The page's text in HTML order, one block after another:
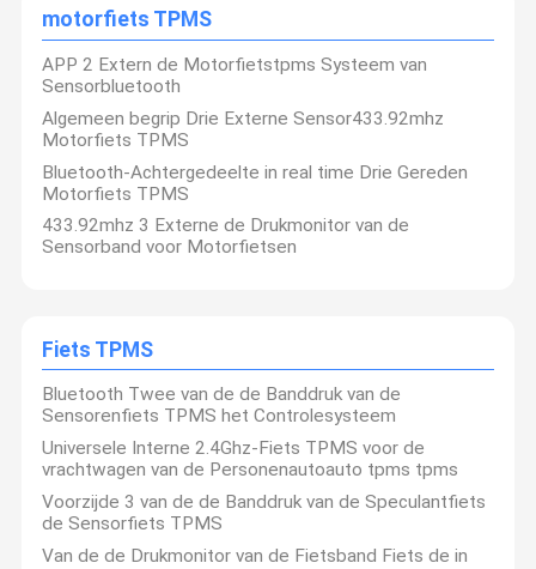
Kwaliteitsco
Ntrole
Contacteer
Nieuws
Verzoek Om
Het Controlesysteem van de banddruk
De Druk Controlesysteem van de vrachtwagenband
Bus TPMS
OTR TPMS
motorfiets TPMS
APP 2 Extern de Motorfietstpms Systeem van
Sensorbluetooth
Algemeen begrip Drie Externe Sensor433.92mhz
Motorfiets TPMS
Bluetooth-Achtergedeelte in real time Drie Gereden
Motorfiets TPMS
433.92mhz 3 Externe de Drukmonitor van de
Sensorband voor Motorfietsen
Fiets TPMS
Bluetooth Twee van de de Banddruk van de
Sensorenfiets TPMS het Controlesysteem
Universele Interne 2.4Ghz-Fiets TPMS voor de
vrachtwagen van de Personenautoauto tpms tpms
Voorzijde 3 van de de Banddruk van de Speculantfiets
de Sensorfiets TPMS
Van de de Drukmonitor van de Fietsband Fiets de in
Is de gepatenteerde het productreeks „stem van het bedrijf van
TPMS“ nieuwe critira van TPMS in de industrie en de
beginimplementatie ruim, zal dit de TPMS-industrie ingaat
wereldmarkt het rangschikken begeleiden. En de reeks van rf,
Bluetooth heeft uitgebreid. Wij hebben klanten van Westelijk
Europa, de Verenigde Staten, Zuid-Korea, Taiwan en andere
landen om verkoop te bevorderen, „stem TPMS“ met betere
kwaliteit, attente human-computer interactie, uitvoerig voorbij
traditionele markt en had wijdverspreide lof en erkenning
gewonnen.
Zich verheugt op de toekomst,
ontwerpmogelijkheden, uitvoerige kwaliteitsbewaking, de uiterst
nauwgezette dienst om aandebehoeften van onze klanten te
dit gebied.